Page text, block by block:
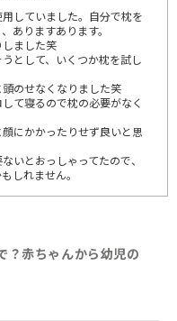
していました。自分で枕を
ありますあります。
ました笑
として、いくつか枕を試し
のせなくなりました笑
て寝るので枕の必要がなく
にかかったりせず良いと思
いとおっしゃってたので、
しれません。
？赤ちゃんから幼児の